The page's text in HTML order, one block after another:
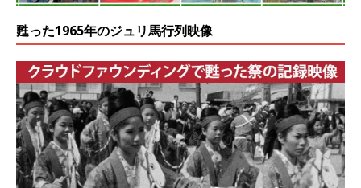
甦った1965年のジュリ馬行列映像